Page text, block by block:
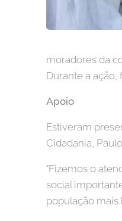
moradores da
Durante a
Apoio
Estiveram
Cidadania,
"Fizemos o
social
população mais